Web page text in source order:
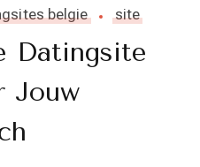
belgie site
Datingsite
Jouw